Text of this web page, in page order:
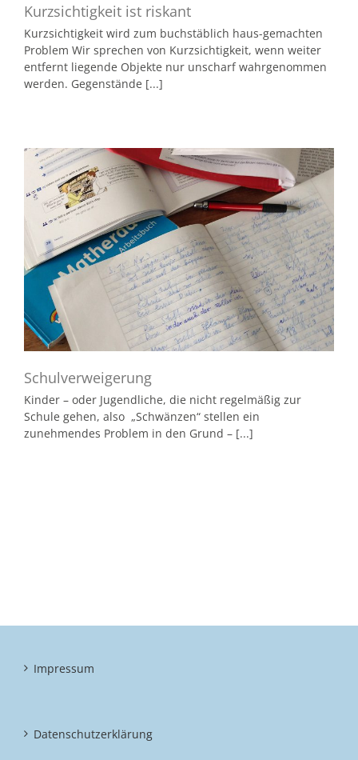
Kurzsichtigkeit ist riskant
Kurzsichtigkeit wird zum buchstäblich haus-gemachten
Problem Wir sprechen von Kurzsichtigkeit, wenn weiter
entfernt liegende Objekte nur unscharf wahrgenommen
werden. Gegenstände [...]
Schulverweigerung
Kinder – oder Jugendliche, die nicht regelmäßig zur
Schule gehen, also „Schwänzen“ stellen ein
zunehmendes Problem in den Grund – [...]
Impressum
Datenschutzerklärung